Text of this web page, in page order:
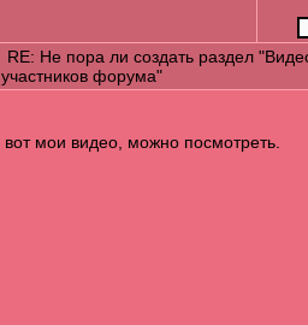
RE: Не пора ли создать раздел
участников форума"
вот мои видео, можно посмотреть.